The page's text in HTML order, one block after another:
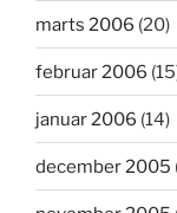
marts 2006 (20)
februar 2006
januar 2006 (14)
december 2005